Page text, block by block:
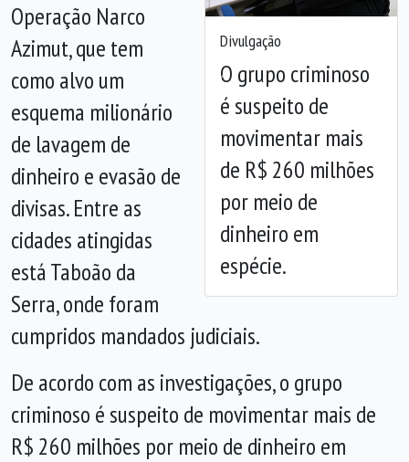
Divulgação
O grupo criminoso
é suspeito de
movimentar mais
de R$ 260 milhões
por meio de
dinheiro em
espécie.
Anterior
Operação Narco
Azimut, que tem
como alvo um
esquema milionário
de lavagem de
dinheiro e evasão de
divisas. Entre as
cidades atingidas
está Taboão da
Serra, onde foram
cumpridos mandados judiciais.
De acordo com as investigações, o grupo
criminoso é suspeito de movimentar mais de
R$ 260 milhões por meio de dinheiro em